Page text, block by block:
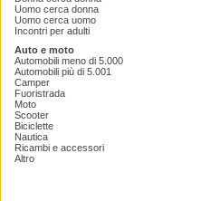
Uomo cerca donna
Uomo cerca uomo
Incontri per adulti
Auto e moto
Automobili meno di 5.000
Automobili più di 5.001
Camper
Fuoristrada
Moto
Scooter
Biciclette
Nautica
Ricambi e accessori
Altro